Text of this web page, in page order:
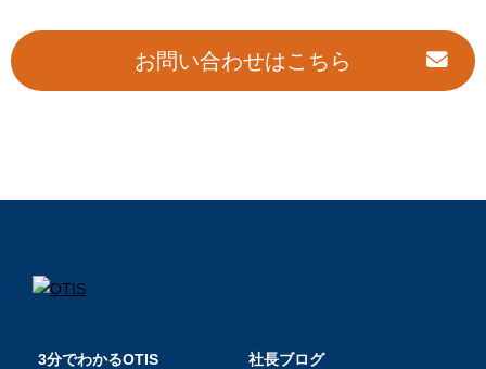
お問い合わせはこちら
3分でわかるOTIS 社長ブログ